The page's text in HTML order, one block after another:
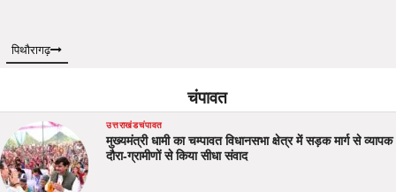
पिथौरागढ़
चंपावत
उत्तराखंडचंपावत
मुख्यमंत्री धामी का चम्पावत विधानसभा क्षेत्र में सड़क मार्ग से व्यापक
दौरा-ग्रामीणों से किया सीधा संवाद